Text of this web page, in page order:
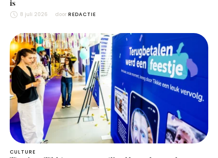
is
8 juli 2026 door REDACTIE
CULTURE